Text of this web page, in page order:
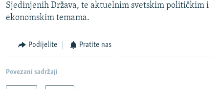
Sjedinjenih Država, te aktuelnim svetskim političkim i
ekonomskim temama.
Podijelite Pratite nas
Povezani sadržaji